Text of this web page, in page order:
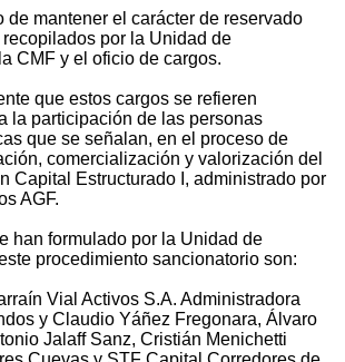
de mantener el carácter de reservado
recopilados por la Unidad de
CMF y el oficio de cargos.
que estos cargos se refieren
la participación de las personas
que se señalan, en el proceso de
comercialización y valorización del
Capital Estructurado I, administrado por
AGF.
han formulado por la Unidad de
procedimiento sancionatorio son:
Vial Activos S.A. Administradora
y Claudio Yáñez Fregonara, Álvaro
Jalaff Sanz, Cristián Menichetti